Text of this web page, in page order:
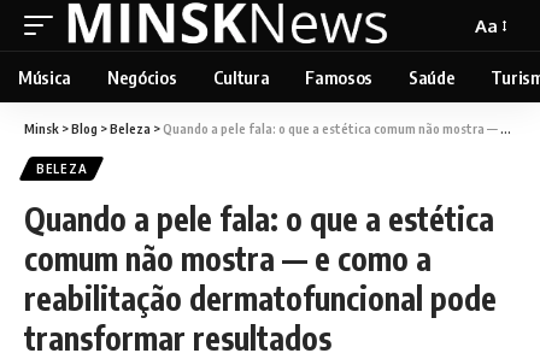
Aa
Música Negócios Cultura Famosos Saúde
Minsk >Blog >Beleza >Quando a pele fala: o que a estética comum não mostra — e como a reabilitação dermatofuncional pode transformar resultados
BELEZA
Quando a pele fala: o que a estética
comum não mostra — e como a
reabilitação dermatofuncional pode
transformar resultados